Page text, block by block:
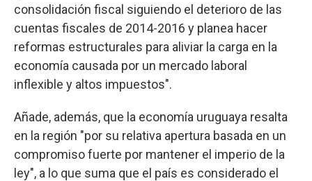
consolidación fiscal siguiendo el deterioro de las
cuentas fiscales de 2014-2016 y planea hacer
reformas estructurales para aliviar la carga en la
economía causada por un mercado laboral
inflexible y altos impuestos".
Añade, además, que la economía uruguaya resalta
en la región "por su relativa apertura basada en un
compromiso fuerte por mantener el imperio de la
ley", a lo que suma que el país es considerado el